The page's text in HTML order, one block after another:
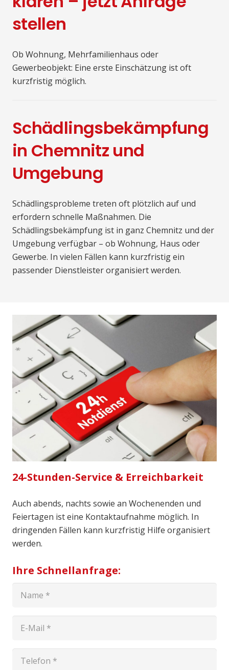
stellen
Ob Wohnung, Mehrfamilienhaus oder
Gewerbeobjekt: Eine erste Einschätzung ist oft
kurzfristig möglich.
Schädlingsbekämpfung
in Chemnitz und
Umgebung
Schädlingsprobleme treten oft plötzlich auf und
erfordern schnelle Maßnahmen. Die
Schädlingsbekämpfung ist in ganz Chemnitz und der
Umgebung verfügbar – ob Wohnung, Haus oder
Gewerbe. In vielen Fällen kann kurzfristig ein
passender Dienstleister organisiert werden.
24-Stunden-Service & Erreichbarkeit
Auch abends, nachts sowie an Wochenenden und
Feiertagen ist eine Kontaktaufnahme möglich. In
dringenden Fällen kann kurzfristig Hilfe organisiert
werden.
Ihre Schnellanfrage: